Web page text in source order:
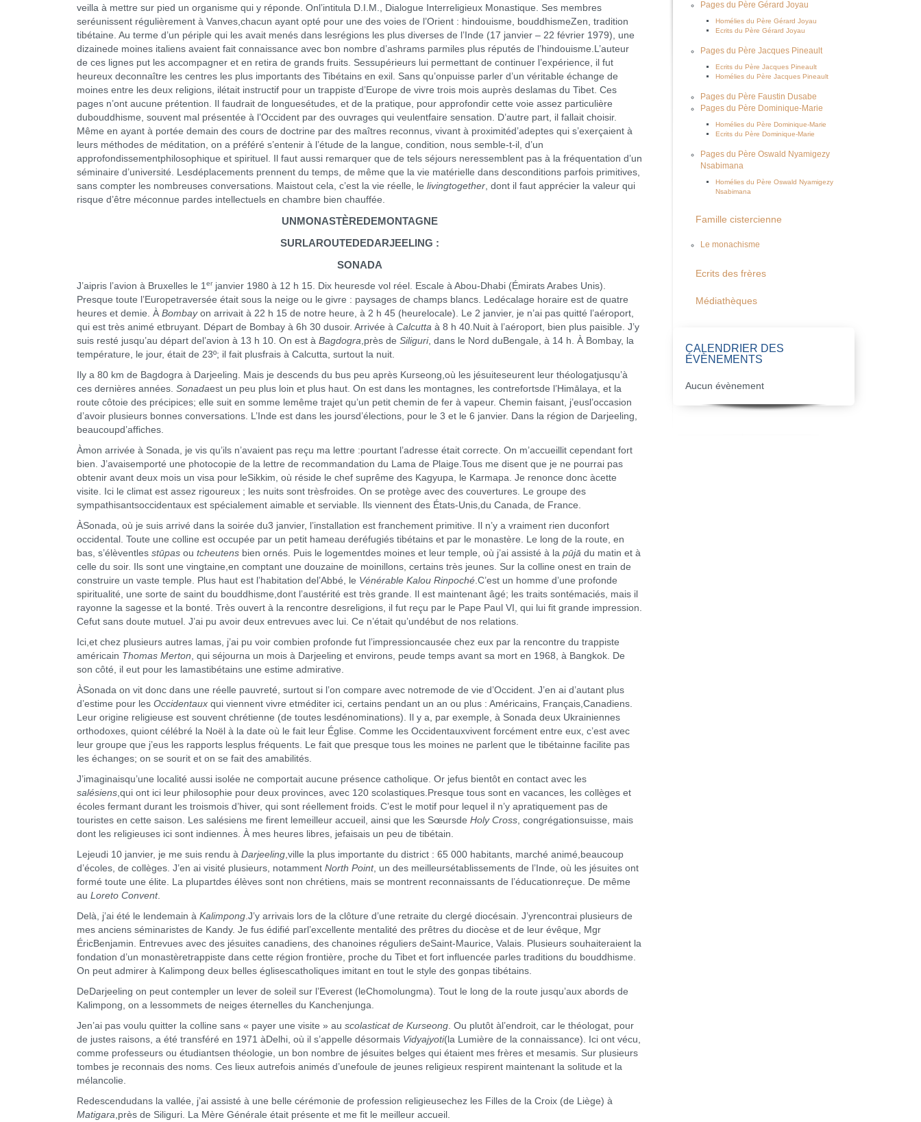
veilla à mettre sur pied un organisme qui y réponde. Onl’intitula D.I.M., Dialogue Interreligieux Monastique. Ses membres
seréunissent régulièrement à Vanves,chacun ayant opté pour une des voies de l’Orient : hindouisme, bouddhismeZen, tradition
tibétaine. Au terme d’un périple qui les avait menés dans lesrégions les plus diverses de l’Inde (17 janvier – 22 février 1979), une
dizainede moines italiens avaient fait connaissance avec bon nombre d’ashrams parmiles plus réputés de l’hindouisme.L’auteur
de ces lignes put les accompagner et en retira de grands fruits. Sessupérieurs lui permettant de continuer l’expérience, il fut
heureux deconnaître les centres les plus importants des Tibétains en exil. Sans qu’onpuisse parler d’un véritable échange de
moines entre les deux religions, ilétait instructif pour un trappiste d’Europe de vivre trois mois auprès deslamas du Tibet. Ces
pages n’ont aucune prétention. Il faudrait de longuesétudes, et de la pratique, pour approfondir cette voie assez particulière
dubouddhisme, souvent mal présentée à l’Occident par des ouvrages qui veulentfaire sensation. D’autre part, il fallait choisir.
Même en ayant à portée demain des cours de doctrine par des maîtres reconnus, vivant à proximitéd’adeptes qui s’exerçaient à
leurs méthodes de méditation, on a préféré s’entenir à l’étude de la langue, condition, nous semble-t-il, d’un
approfondissementphilosophique et spirituel. Il faut aussi remarquer que de tels séjours neressemblent pas à la fréquentation d’un
séminaire d’université. Lesdéplacements prennent du temps, de même que la vie matérielle dans desconditions parfois primitives,
sans compter les nombreuses conversations. Maistout cela, c’est la vie réelle, le livingtogether, dont il faut apprécier la valeur qui
risque d’être méconnue pardes intellectuels en chambre bien chauffée.
UNMONASTÈREDEMONTAGNE
SURLAROUTEDEDARJEELING :
SONADA
J’aipris l’avion à Bruxelles le 1erjanvier 1980 à 12 h 15. Dix heuresde vol réel. Escale à Abou-Dhabi (Émirats Arabes Unis).
Presque toute l’Europetraversée était sous la neige ou le givre : paysages de champs blancs. Ledécalage horaire est de quatre
heures et demie. À Bombayon arrivait à 22 h 15 de notre heure, à 2 h 45 (heurelocale). Le 2 janvier, je n’ai pas quitté l’aéroport,
qui est très animé etbruyant. Départ de Bombay à 6h 30 dusoir. Arrivée à Calcutta à 8 h 40.Nuit à l’aéroport, bien plus paisible. J’y
suis resté jusqu’au départ del’avion à 13 h 10. On est à Bagdogra,près de Siliguri, dans le Nord duBengale, à 14 h. À Bombay, la
température, le jour, était de 23º; il fait plusfrais à Calcutta, surtout la nuit.
Ily a 80 km de Bagdogra à Darjeeling. Mais je descends du bus peu après Kurseong,où les jésuiteseurent leur théologatjusqu’à
ces dernières années. Sonadaest un peu plus loin et plus haut. On est dans les montagnes, les contrefortsde l’Himālaya, et la
route côtoie des précipices; elle suit en somme lemême trajet qu’un petit chemin de fer à vapeur. Chemin faisant, j’eusl’occasion
d’avoir plusieurs bonnes conversations. L’Inde est dans les joursd’élections, pour le 3 et le 6 janvier. Dans la région de Darjeeling,
beaucoupd’affiches.
Àmon arrivée à Sonada, je vis qu’ils n’avaient pas reçu ma lettre :pourtant l’adresse était correcte. On m’accueillit cependant fort
bien. J’avaisemporté une photocopie de la lettre de recommandation du Lama de Plaige.Tous me disent que je ne pourrai pas
obtenir avant deux mois un visa pour leSikkim, où réside le chef suprême des Kagyupa, le Karmapa. Je renonce donc àcette
visite. Ici le climat est assez rigoureux ; les nuits sont trèsfroides. On se protège avec des couvertures. Le groupe des
sympathisantsoccidentaux est spécialement aimable et serviable. Ils viennent des États-Unis,du Canada, de France.
ÀSonada, où je suis arrivé dans la soirée du3 janvier, l’installation est franchement primitive. Il n’y a vraiment rien duconfort
occidental. Toute une colline est occupée par un petit hameau deréfugiés tibétains et par le monastère. Le long de la route, en
bas, s’élèventles stūpas ou tcheutens bien ornés. Puis le logementdes moines et leur temple, où j’ai assisté à la pūjā du matin et à
celle du soir. Ils sont une vingtaine,en comptant une douzaine de moinillons, certains très jeunes. Sur la colline onest en train de
construire un vaste temple. Plus haut est l’habitation del’Abbé, le Vénérable Kalou Rinpoché.C’est un homme d’une profonde
spiritualité, une sorte de saint du bouddhisme,dont l’austérité est très grande. Il est maintenant âgé; les traits sontémaciés, mais il
rayonne la sagesse et la bonté. Très ouvert à la rencontre desreligions, il fut reçu par le Pape Paul VI, qui lui fit grande impression.
Cefut sans doute mutuel. J’ai pu avoir deux entrevues avec lui. Ce n’était qu’undébut de nos relations.
Ici,et chez plusieurs autres lamas, j’ai pu voir combien profonde fut l’impressioncausée chez eux par la rencontre du trappiste
américain Thomas Merton, qui séjourna un mois à Darjeeling et environs, peude temps avant sa mort en 1968, à Bangkok. De
son côté, il eut pour les lamastibétains une estime admirative.
ÀSonada on vit donc dans une réelle pauvreté, surtout si l’on compare avec notremode de vie d’Occident. J’en ai d’autant plus
d’estime pour les Occidentaux qui viennent vivre etméditer ici, certains pendant un an ou plus : Américains, Français,Canadiens.
Leur origine religieuse est souvent chrétienne (de toutes lesdénominations). Il y a, par exemple, à Sonada deux Ukrainiennes
orthodoxes, quiont célébré la Noël à la date où le fait leur Église. Comme les Occidentauxvivent forcément entre eux, c’est avec
leur groupe que j’eus les rapports lesplus fréquents. Le fait que presque tous les moines ne parlent que le tibétainne facilite pas
les échanges; on se sourit et on se fait des amabilités.
J’imaginaisqu’une localité aussi isolée ne comportait aucune présence catholique. Or jefus bientôt en contact avec les
salésiens,qui ont ici leur philosophie pour deux provinces, avec 120 scolastiques.Presque tous sont en vacances, les collèges et
écoles fermant durant les troismois d’hiver, qui sont réellement froids. C’est le motif pour lequel il n’y apratiquement pas de
touristes en cette saison. Les salésiens me firent lemeilleur accueil, ainsi que les Sœursde Holy Cross, congrégationsuisse, mais
dont les religieuses ici sont indiennes. À mes heures libres, jefaisais un peu de tibétain.
Lejeudi 10 janvier, je me suis rendu à Darjeeling,ville la plus importante du district : 65 000 habitants, marché animé,beaucoup
d’écoles, de collèges. J’en ai visité plusieurs, notamment North Point, un des meilleursétablissements de l’Inde, où les jésuites ont
formé toute une élite. La plupartdes élèves sont non chrétiens, mais se montrent reconnaissants de l’éducationreçue. De même
au Loreto Convent.
Delà, j’ai été le lendemain à Kalimpong.J’y arrivais lors de la clôture d’une retraite du clergé diocésain. J’yrencontrai plusieurs de
mes anciens séminaristes de Kandy. Je fus édifié parl’excellente mentalité des prêtres du diocèse et de leur évêque, Mgr
ÉricBenjamin. Entrevues avec des jésuites canadiens, des chanoines réguliers deSaint-Maurice, Valais. Plusieurs souhaiteraient la
fondation d’un monastèretrappiste dans cette région frontière, proche du Tibet et fort influencée parles traditions du bouddhisme.
On peut admirer à Kalimpong deux belles églisescatholiques imitant en tout le style des gonpas tibétains.
DeDarjeeling on peut contempler un lever de soleil sur l’Everest (leChomolungma). Tout le long de la route jusqu’aux abords de
Kalimpong, on a lessommets de neiges éternelles du Kanchenjunga.
Jen’ai pas voulu quitter la colline sans « payer une visite » au scolasticat de Kurseong. Ou plutôt àl’endroit, car le théologat, pour
de justes raisons, a été transféré en 1971 àDelhi, où il s’appelle désormais Vidyajyoti(la Lumière de la connaissance). Ici ont vécu,
comme professeurs ou étudiantsen théologie, un bon nombre de jésuites belges qui étaient mes frères et mesamis. Sur plusieurs
tombes je reconnais des noms. Ces lieux autrefois animés d’unefoule de jeunes religieux respirent maintenant la solitude et la
mélancolie.
Redescendudans la vallée, j’ai assisté à une belle cérémonie de profession religieusechez les Filles de la Croix (de Liège) à
Matigara,près de Siliguri. La Mère Générale était présente et me fit le meilleur accueil.
Pages du Père Gérard Joyau
Homélies du Père Gérard Joyau
Ecrits du Père Gérard Joyau
Pages du Père Jacques Pineault
Ecrits du Père Jacques Pineault
Homélies du Père Jacques Pineault
Pages du Père Faustin Dusabe
Pages du Père Dominique-Marie
Homélies du Père Dominique-Marie
Ecrits du Père Dominique-Marie
Pages du Père Oswald Nyamigezy
Nsabimana
Homélies du Père Oswald Nyamigezy
Nsabimana
Famille cistercienne
Le monachisme
Ecrits des frères
Médiathèques
CALENDRIER DES
ÉVÈNEMENTS
Aucun évènement